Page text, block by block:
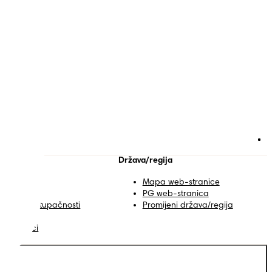
o pristupačnosti
Podaci
Država/regija
Mapa web-stranice
PG web-stranica
Promijeni država/regija